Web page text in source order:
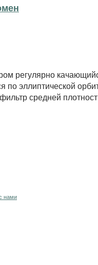
регулярно
по эллиптической
средней
нами